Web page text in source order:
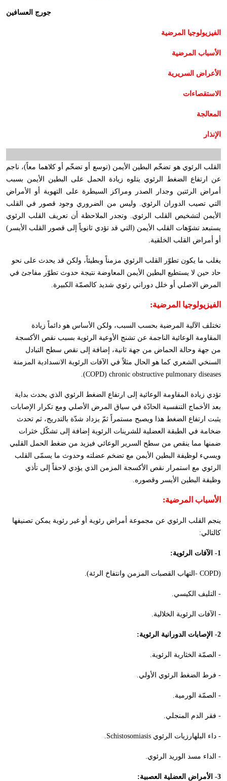
جورج العسافين
الفيزيولوجيا المرضية
الأسباب المرضية
الأعراض السريرية
الاستقصاءات
المعالجة
الإنذار
القلب الرئوي هو تضخّم البطين الأيمن (توسع أو تضخّم أو كلاهما معاً)، ناجم
عن ارتفاع الضغط الرئوي يتلوه زيادة الحمل على البطين الأيمن بسبب
أمراض الرئتين وجدار الصدر ومراكز السيطرة على التهوية أو الأمراض
التي تصيب الدوران الرئوي. وليس من الضروري وجود قصور في القلب
الأيمن لتشخيص القلب الرئوي. وتجدر الملاحظة أن تعريف القلب الرئوي
يستبعد تشوّهات القلب الأيمن (التي قد تؤدي ثانوياً إلى قصور القلب الأيسر)
أو أمراض القلب الخلقية.
يغلب ما يكون تطوّر القلب الرئوي مزمناً وبطيئاً، ولكن قد يحدث على نحو
حاد حين لا يستطيع البطين الأيمن المعاوضة نتيجة حدوث تطوّر مفاجئ في
المرض الاصلي أو خلل دوراني رئوي شديد كالصمّة الكبيرة.
الفيزيولوجيا المرضية:
تختلف الآلية المرضية بحسب السبب، ولكن الأساس هو دائماً زيادة
المقاومة الوعائية الناجمة عن تشنج الأوعية الرئوية بسبب نقص الأكسجة
من جهة وحالة الحماض من جهة ثانية، إضافة إلى نقص سطح التبادل
السنخي الشعري كما هو الحال مثلاً في الآفات الرئوية الانسدادية المزمنة
(COPD) chronic obstructive pulmonary diseases
.
تؤدي زيادة المقاومة الوعائية إلى ارتفاع الضغط الرئوي الذي يحدث بداية
بعد الأخماج التنفسية الحادّة في سياق المرض الأصلي ومع تكرار الإصابات
يثبت ارتفاع الضغط هذا ويصبح مستمراً ثمّ يزداد شدّة بالتدريج، ثم تحدث
ضخامة في الطبقة العضلية للشرينات الرئوية إضافة إلى تشكّل خثرات
ضمنها مما ينقص من سطح السرير الوعائي فيزيد من ضغط الحمل القلبي
ويسيء لوظيفة البطين الأيمن مع تضخم عضلته وحدوث ما يسمّى القلب
الرئوي مع استمرار نقص الأكسجة المزمن الذي يؤدي لاحقاً إلى تأذي
وظيفة البطين الأيسر وقصوره.
الأسباب المرضية:
ينجم القلب الرئوي عن مجموعة أمراض رئوية أو غير رئوية يمكن تصنيفها
كالتالي:
1- الآفات الرئوية:
(
COPD -التهاب القصبات المزمن وانتفاخ الرئة).
- التليف الكيسي.
- الآفات الرئوية الخلالية.
2- الإصابات الدورانية الرئوية:
- الصمّة الخثارية الرئوية.
- فرط الضغط الرئوي الأولي.
- الصمّة الورمية.
- فقر الدم المنجلي.
- داء البلهارزيات الرئوي Schistosomiasis
.
- الداء مسد الوريد الرئوي.
3- الأمراض العضلية العصبية: